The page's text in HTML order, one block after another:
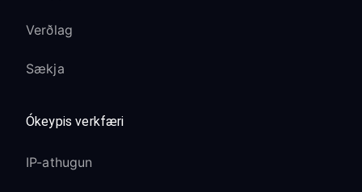
Verðlag
Sækja
Ókeypis verkfæri
IP-athugun